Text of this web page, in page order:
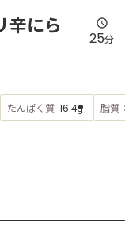
辛にら
25分
たんぱく質 16.4g 脂質